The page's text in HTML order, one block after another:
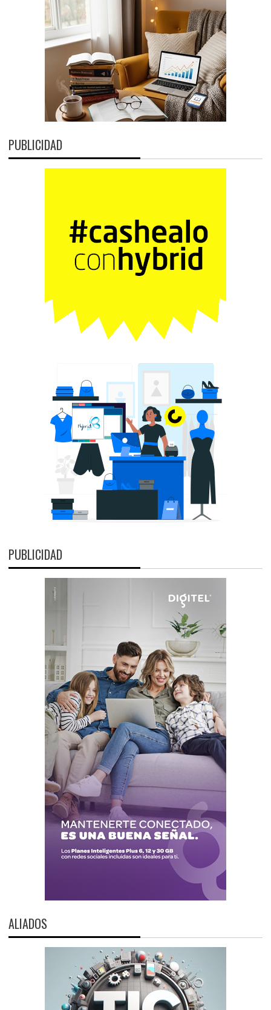
PUBLICIDAD
PUBLICIDAD
ALIADOS